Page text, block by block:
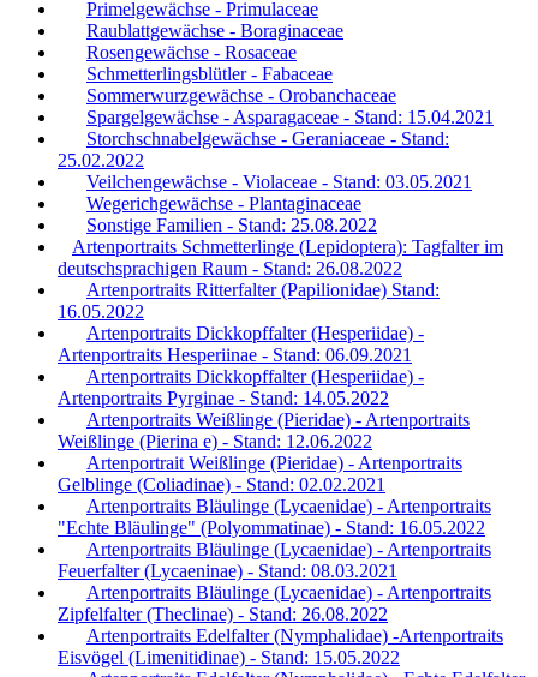
Primelgewächse - Primulaceae
Raublattgewächse - Boraginaceae
Rosengewächse - Rosaceae
Schmetterlingsblütler - Fabaceae
Sommerwurzgewächse - Orobanchaceae
Spargelgewächse - Asparagaceae - Stand: 15.04.2021
Storchschnabelgewächse - Geraniaceae - Stand:
25.02.2022
Veilchengewächse - Violaceae - Stand: 03.05.2021
Wegerichgewächse - Plantaginaceae
Sonstige Familien - Stand: 25.08.2022
Artenportraits Schmetterlinge (Lepidoptera): Tagfalter im
deutschsprachigen Raum - Stand: 26.08.2022
Artenportraits Ritterfalter (Papilionidae) Stand:
16.05.2022
Artenportraits Dickkopffalter (Hesperiidae) -
Artenportraits Hesperiinae - Stand: 06.09.2021
Artenportraits Dickkopffalter (Hesperiidae) -
Artenportraits Pyrginae - Stand: 14.05.2022
Artenportraits Weißlinge (Pieridae) - Artenportraits
Weißlinge (Pierina e) - Stand: 12.06.2022
Artenportrait Weißlinge (Pieridae) - Artenportraits
Gelblinge (Coliadinae) - Stand: 02.02.2021
Artenportraits Bläulinge (Lycaenidae) - Artenportraits
"Echte Bläulinge" (Polyommatinae) - Stand: 16.05.2022
Artenportraits Bläulinge (Lycaenidae) - Artenportraits
Feuerfalter (Lycaeninae) - Stand: 08.03.2021
Artenportraits Bläulinge (Lycaenidae) - Artenportraits
Zipfelfalter (Theclinae) - Stand: 26.08.2022
Artenportraits Edelfalter (Nymphalidae) -Artenportraits
Eisvögel (Limenitidinae) - Stand: 15.05.2022